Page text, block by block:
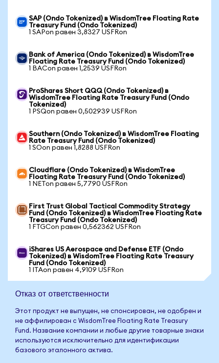
SAP (Ondo Tokenized) в WisdomTree Floating Rate
Treasury Fund (Ondo Tokenized)
1 SAPon равен 3,8327 USFRon
Bank of America (Ondo Tokenized) в WisdomTree
Floating Rate Treasury Fund (Ondo Tokenized)
1 BACon равен 1,2539 USFRon
ProShares Short QQQ (Ondo Tokenized) в
WisdomTree Floating Rate Treasury Fund (Ondo
Tokenized)
1 PSQon равен 0,502939 USFRon
Southern (Ondo Tokenized) в WisdomTree Floating
Rate Treasury Fund (Ondo Tokenized)
1 SOon равен 1,8288 USFRon
Cloudflare (Ondo Tokenized) в WisdomTree
Floating Rate Treasury Fund (Ondo Tokenized)
1 NETon равен 5,7790 USFRon
First Trust Global Tactical Commodity Strategy
Fund (Ondo Tokenized) в WisdomTree Floating Rate
Treasury Fund (Ondo Tokenized)
1 FTGCon равен 0,562362 USFRon
iShares US Aerospace and Defense ETF (Ondo
Tokenized) в WisdomTree Floating Rate Treasury
Fund (Ondo Tokenized)
1 ITAon равен 4,9109 USFRon
Отказ от ответственности
Этот продукт не выпущен, не спонсирован, не одобрен и
не аффилирован с WisdomTree Floating Rate Treasury
Fund. Название компании и любые другие товарные знаки
используются исключительно для идентификации
базового эталонного актива.